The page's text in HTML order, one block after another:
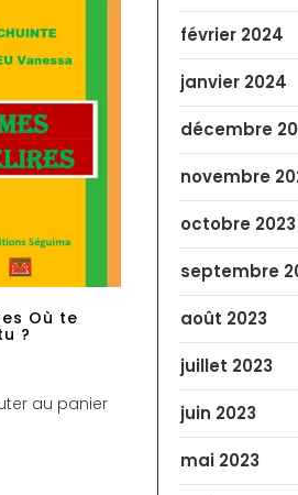
Où te
?
au panier
février 2024
janvier 2024
décembre
novembre
octobre 2023
septembre
août 2023
juillet 2023
juin 2023
mai 2023